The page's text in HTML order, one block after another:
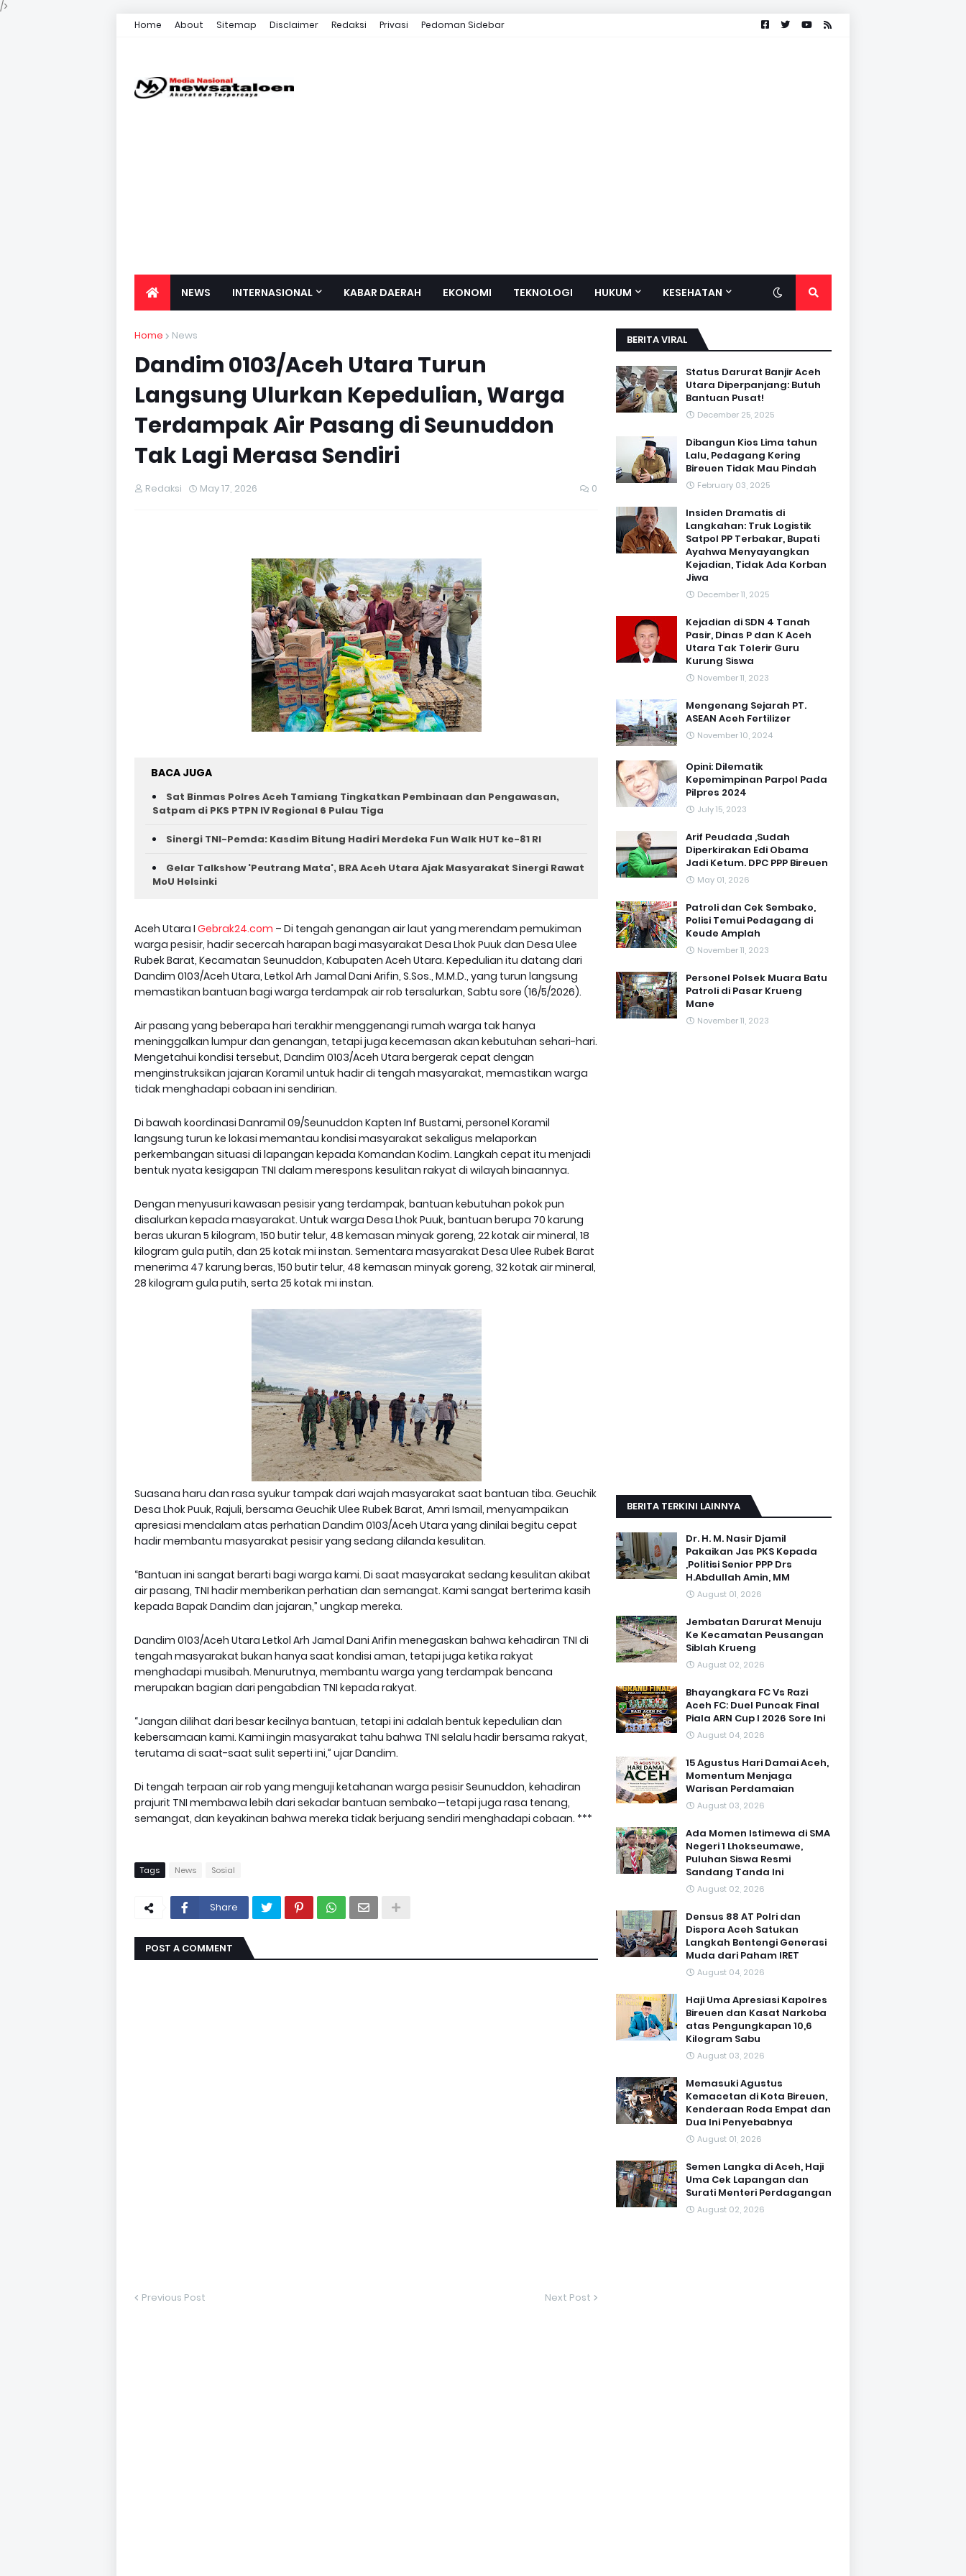
/>
Home About Sitemap Disclaimer Redaksi Privasi Pedoman Sidebar
NEWS INTERNASIONAL KABAR DAERAH EKONOMI TEKNOLOGI HUKUM KESEHATAN
Home News
Dandim 0103/Aceh Utara Turun
Langsung Ulurkan Kepedulian, Warga
Terdampak Air Pasang di Seunuddon
Tak Lagi Merasa Sendiri
Redaksi May 17, 2026 0
BACA JUGA
Sat Binmas Polres Aceh Tamiang Tingkatkan Pembinaan dan Pengawasan,
Satpam di PKS PTPN IV Regional 6 Pulau Tiga
Sinergi TNI-Pemda: Kasdim Bitung Hadiri Merdeka Fun Walk HUT ke-81 RI
Gelar Talkshow 'Peutrang Mata', BRA Aceh Utara Ajak Masyarakat Sinergi Rawat
MoU Helsinki
Aceh Utara I Gebrak24.com – Di tengah genangan air laut yang merendam pemukiman
warga pesisir, hadir secercah harapan bagi masyarakat Desa Lhok Puuk dan Desa Ulee
Rubek Barat, Kecamatan Seunuddon, Kabupaten Aceh Utara. Kepedulian itu datang dari
Dandim 0103/Aceh Utara, Letkol Arh Jamal Dani Arifin, S.Sos., M.M.D., yang turun langsung
memastikan bantuan bagi warga terdampak air rob tersalurkan, Sabtu sore (16/5/2026).
Air pasang yang beberapa hari terakhir menggenangi rumah warga tak hanya
meninggalkan lumpur dan genangan, tetapi juga kecemasan akan kebutuhan sehari-hari.
Mengetahui kondisi tersebut, Dandim 0103/Aceh Utara bergerak cepat dengan
menginstruksikan jajaran Koramil untuk hadir di tengah masyarakat, memastikan warga
tidak menghadapi cobaan ini sendirian.
Di bawah koordinasi Danramil 09/Seunuddon Kapten Inf Bustami, personel Koramil
langsung turun ke lokasi memantau kondisi masyarakat sekaligus melaporkan
perkembangan situasi di lapangan kepada Komandan Kodim. Langkah cepat itu menjadi
bentuk nyata kesigapan TNI dalam merespons kesulitan rakyat di wilayah binaannya.
Dengan menyusuri kawasan pesisir yang terdampak, bantuan kebutuhan pokok pun
disalurkan kepada masyarakat. Untuk warga Desa Lhok Puuk, bantuan berupa 70 karung
beras ukuran 5 kilogram, 150 butir telur, 48 kemasan minyak goreng, 22 kotak air mineral, 18
kilogram gula putih, dan 25 kotak mi instan. Sementara masyarakat Desa Ulee Rubek Barat
menerima 47 karung beras, 150 butir telur, 48 kemasan minyak goreng, 32 kotak air mineral,
28 kilogram gula putih, serta 25 kotak mi instan.
Suasana haru dan rasa syukur tampak dari wajah masyarakat saat bantuan tiba. Geuchik
Desa Lhok Puuk, Rajuli, bersama Geuchik Ulee Rubek Barat, Amri Ismail, menyampaikan
apresiasi mendalam atas perhatian Dandim 0103/Aceh Utara yang dinilai begitu cepat
hadir membantu masyarakat pesisir yang sedang dilanda kesulitan.
“Bantuan ini sangat berarti bagi warga kami. Di saat masyarakat sedang kesulitan akibat
air pasang, TNI hadir memberikan perhatian dan semangat. Kami sangat berterima kasih
kepada Bapak Dandim dan jajaran,” ungkap mereka.
Dandim 0103/Aceh Utara Letkol Arh Jamal Dani Arifin menegaskan bahwa kehadiran TNI di
tengah masyarakat bukan hanya saat kondisi aman, tetapi juga ketika rakyat
menghadapi musibah. Menurutnya, membantu warga yang terdampak bencana
merupakan bagian dari pengabdian TNI kepada rakyat.
“Jangan dilihat dari besar kecilnya bantuan, tetapi ini adalah bentuk kepedulian dan
kebersamaan kami. Kami ingin masyarakat tahu bahwa TNI selalu hadir bersama rakyat,
terutama di saat-saat sulit seperti ini,” ujar Dandim.
Di tengah terpaan air rob yang menguji ketahanan warga pesisir Seunuddon, kehadiran
prajurit TNI membawa lebih dari sekadar bantuan sembako—tetapi juga rasa tenang,
semangat, dan keyakinan bahwa mereka tidak berjuang sendiri menghadapi cobaan. ***
Tags News Sosial
Share
POST A COMMENT
Previous Post Next Post
BERITA VIRAL
Status Darurat Banjir Aceh
Utara Diperpanjang: Butuh
Bantuan Pusat!
December 25, 2025
Dibangun Kios Lima tahun
Lalu, Pedagang Kering
Bireuen Tidak Mau Pindah
February 03, 2025
Insiden Dramatis di
Langkahan: Truk Logistik
Satpol PP Terbakar, Bupati
Ayahwa Menyayangkan
Kejadian, Tidak Ada Korban
Jiwa
December 11, 2025
Kejadian di SDN 4 Tanah
Pasir, Dinas P dan K Aceh
Utara Tak Tolerir Guru
Kurung Siswa
November 11, 2023
Mengenang Sejarah PT.
ASEAN Aceh Fertilizer
November 10, 2024
Opini: Dilematik
Kepemimpinan Parpol Pada
Pilpres 2024
July 15, 2023
Arif Peudada ,Sudah
Diperkirakan Edi Obama
Jadi Ketum. DPC PPP Bireuen
May 01, 2026
Patroli dan Cek Sembako,
Polisi Temui Pedagang di
Keude Amplah
November 11, 2023
Personel Polsek Muara Batu
Patroli di Pasar Krueng
Mane
November 11, 2023
BERITA TERKINI LAINNYA
Dr. H. M. Nasir Djamil
Pakaikan Jas PKS Kepada
,Politisi Senior PPP Drs
H.Abdullah Amin, MM
August 01, 2026
Jembatan Darurat Menuju
Ke Kecamatan Peusangan
Siblah Krueng
August 02, 2026
Bhayangkara FC Vs Razi
Aceh FC: Duel Puncak Final
Piala ARN Cup I 2026 Sore Ini
August 04, 2026
15 Agustus Hari Damai Aceh,
Momentum Menjaga
Warisan Perdamaian
August 03, 2026
Ada Momen Istimewa di SMA
Negeri 1 Lhokseumawe,
Puluhan Siswa Resmi
Sandang Tanda Ini
August 02, 2026
Densus 88 AT Polri dan
Dispora Aceh Satukan
Langkah Bentengi Generasi
Muda dari Paham IRET
August 04, 2026
Haji Uma Apresiasi Kapolres
Bireuen dan Kasat Narkoba
atas Pengungkapan 10,6
Kilogram Sabu
August 03, 2026
Memasuki Agustus
Kemacetan di Kota Bireuen,
Kenderaan Roda Empat dan
Dua Ini Penyebabnya
August 01, 2026
Semen Langka di Aceh, Haji
Uma Cek Lapangan dan
Surati Menteri Perdagangan
August 02, 2026